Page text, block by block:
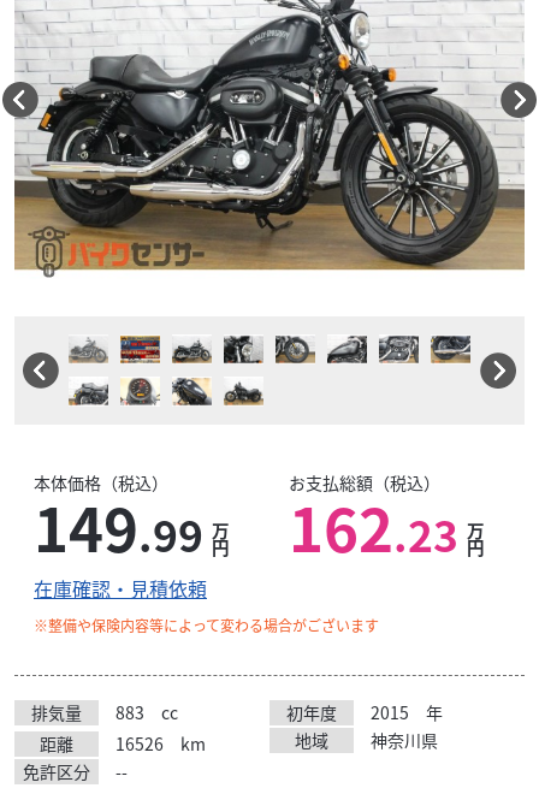
本体価格（税込）
149.99 万
円
お支払総額（税込）
162.23 万
円
在庫確認・見積依頼
※整備や保険内容等によって変わる場合がございます
排気量 883 cc 初年度 2015
年
距離
16526 km 地域
神奈川県
免許区分
--